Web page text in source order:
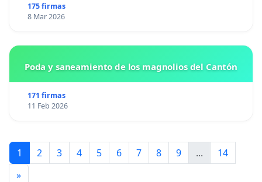
175 firmas
8 Mar 2026
Poda y saneamiento de los magnolios del Cantón
171 firmas
11 Feb 2026
1 2 3 4 5 6 7 8 9 ...
14
»